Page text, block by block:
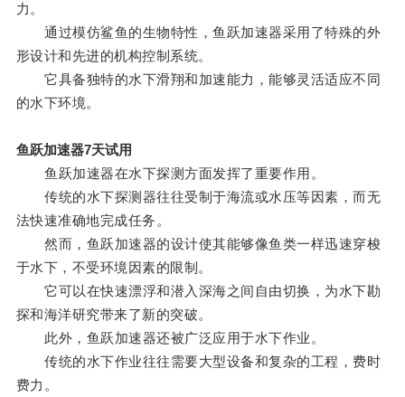
力。
通过模仿鲨鱼的生物特性，鱼跃加速器采用了特殊的外
形设计和先进的机构控制系统。
它具备独特的水下滑翔和加速能力，能够灵活适应不同
的水下环境。
鱼跃加速器7天试用
鱼跃加速器在水下探测方面发挥了重要作用。
传统的水下探测器往往受制于海流或水压等因素，而无
法快速准确地完成任务。
然而，鱼跃加速器的设计使其能够像鱼类一样迅速穿梭
于水下，不受环境因素的限制。
它可以在快速漂浮和潜入深海之间自由切换，为水下勘
探和海洋研究带来了新的突破。
此外，鱼跃加速器还被广泛应用于水下作业。
传统的水下作业往往需要大型设备和复杂的工程，费时
费力。